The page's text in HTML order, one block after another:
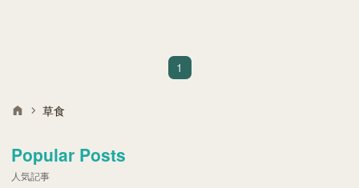
1
草食
Popular Posts
人気記事